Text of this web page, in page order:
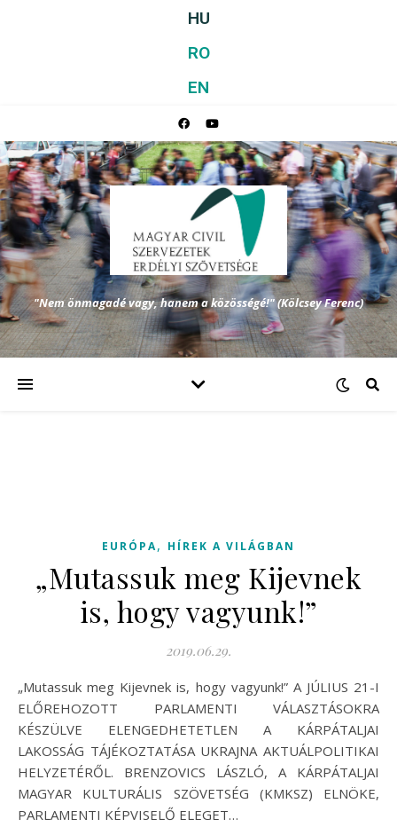
HU
RO
EN
"Nem önmagadé vagy, hanem a közösségé!" (Kölcsey Ferenc)
EURÓPA, HÍREK A VILÁGBAN
„Mutassuk meg Kijevnek
is, hogy vagyunk!”
2019.06.29.
„Mutassuk meg Kijevnek is, hogy vagyunk!” A JÚLIUS 21-I
ELŐREHOZOTT PARLAMENTI VÁLASZTÁSOKRA
KÉSZÜLVE ELENGEDHETETLEN A KÁRPÁTALJAI
LAKOSSÁG TÁJÉKOZTATÁSA UKRAJNA AKTUÁLPOLITIKAI
HELYZETÉRŐL. BRENZOVICS LÁSZLÓ, A KÁRPÁTALJAI
MAGYAR KULTURÁLIS SZÖVETSÉG (KMKSZ) ELNÖKE,
PARLAMENTI KÉPVISELŐ ELEGET…